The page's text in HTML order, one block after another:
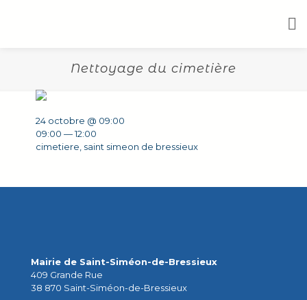
Nettoyage du cimetière
24 octobre @ 09:00
09:00 — 12:00
cimetiere, saint simeon de bressieux
Mairie de Saint-Siméon-de-Bressieux
409 Grande Rue
38 870 Saint-Siméon-de-Bressieux